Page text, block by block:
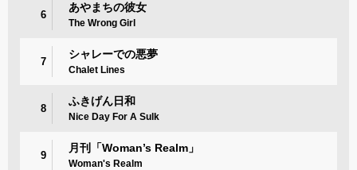
6
あやまちの彼女
The Wrong Girl
7
シャレーでの悪夢
Chalet Lines
8
ふきげん日和
Nice Day For A Sulk
9
月刊「Woman’s Realm」
Woman's Realm